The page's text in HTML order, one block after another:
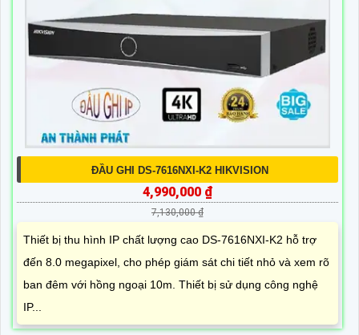
ĐẦU GHI DS-7616NXI-K2 HIKVISION
4,990,000 ₫
7,130,000 ₫
Thiết bị thu hình IP chất lượng cao DS-7616NXI-K2 hỗ trợ
đến 8.0 megapixel, cho phép giám sát chi tiết nhỏ và xem rõ
ban đêm với hồng ngoại 10m. Thiết bị sử dụng công nghệ
IP...